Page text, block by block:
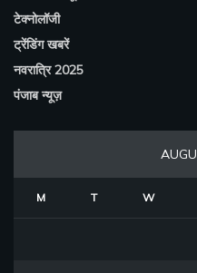
टेक्नोलॉजी
ट्रेंडिंग खबरें
नवरात्रि 2025
पंजाब न्यूज़
M T W